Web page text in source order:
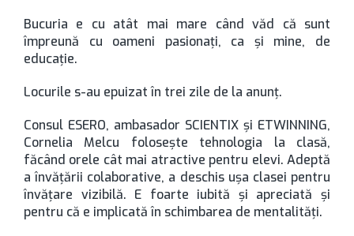
Bucuria e cu atât mai mare când văd că sunt
împreună cu oameni pasionați, ca și mine, de
educație.
Locurile s-au epuizat în trei zile de la anunț.
Consul ESERO, ambasador SCIENTIX și ETWINNING,
Cornelia Melcu folosește tehnologia la clasă,
făcând orele cât mai atractive pentru elevi. Adeptă
a învățării colaborative, a deschis ușa clasei pentru
învățare vizibilă. E foarte iubită și apreciată și
pentru că e implicată în schimbarea de mentalități.